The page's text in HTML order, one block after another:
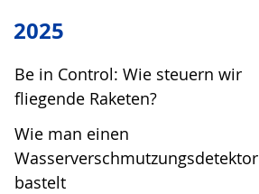
2025
Be in Control: Wie steuern wir
fliegende Raketen?
Wie man einen
Wasserverschmutzungsdetektor
bastelt